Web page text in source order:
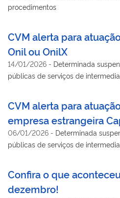
procedimentos
CVM alerta para
Onil ou OnilX
14/01/2026 - Determinada
públicas de serviços de
CVM alerta para
empresa estrangeira
06/01/2026 - Determinada
públicas de serviços de
Confira o que
dezembro!